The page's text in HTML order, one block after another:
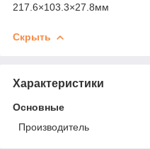
217.6×103.3×27.8мм
Скрыть
Характеристики
Основные
Производитель